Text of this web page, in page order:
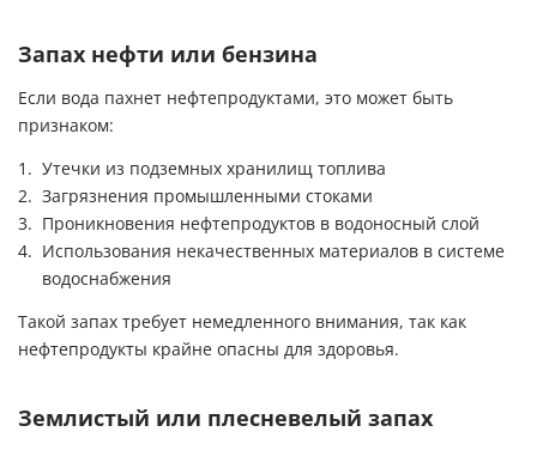
Запах нефти или бензина
Если вода пахнет нефтепродуктами, это может быть
признаком:
Утечки из подземных хранилищ топлива
Загрязнения промышленными стоками
Проникновения нефтепродуктов в водоносный слой
Использования некачественных материалов в системе
водоснабжения
Такой запах требует немедленного внимания, так как
нефтепродукты крайне опасны для здоровья.
Землистый или плесневелый запах